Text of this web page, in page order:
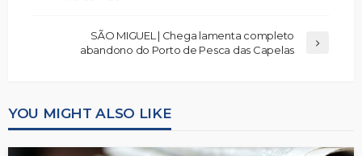
SÃO MIGUEL | Chega lamenta completo
abandono do Porto de Pesca das Capelas
YOU MIGHT ALSO LIKE